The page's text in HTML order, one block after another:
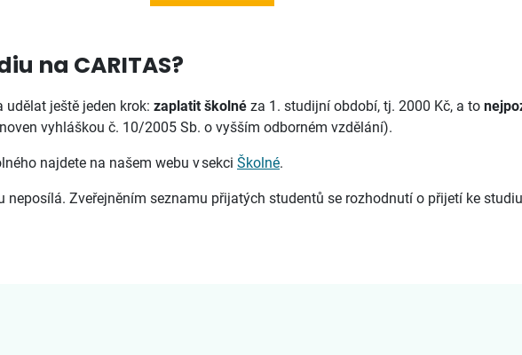
na CARITAS?
udělat ještě jeden krok: zaplatit školné za 1. studijní období, tj. 2000 Kč, a to
vyhláškou č. 10/2005 Sb. o vyšším odborném vzdělání).
najdete na našem webu v sekci Školné.
neposílá. Zveřejněním seznamu přijatých studentů se rozhodnutí o přijetí ke